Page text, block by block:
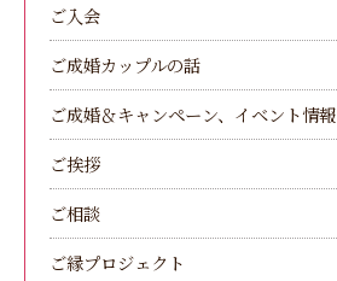
ご入会
ご成婚カップルの話
ご成婚＆キャンペーン、イベント情報
ご挨拶
ご相談
ご縁プロジェクト